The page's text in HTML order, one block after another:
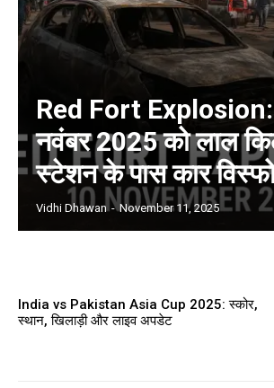
Red Fort
नवंबर 2025 को लाल
स्टेशन के पास कार
Vidhi Dhawan - November 11, 2025
India vs Pakistan Asia Cup 2025: स्कोर,
स्थान, खिलाड़ी और लाइव अपडेट